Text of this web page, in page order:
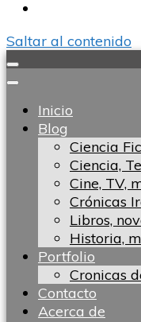
Saltar al contenido
Inicio
Blog
Ciencia
Ciencia,
Cine, TV,
Crónicas
Libros,
Historia,
Portfolio
Cronicas
Contacto
Acerca de